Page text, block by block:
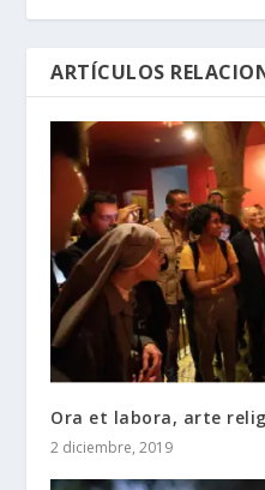
ARTÍCULOS
Ora et labora, arte
2 diciembre, 2019